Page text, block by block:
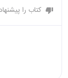
کتاب را